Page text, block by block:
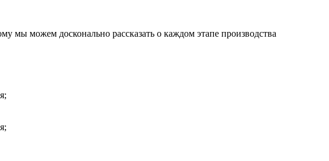
мы можем досконально рассказать о каждом этапе производства